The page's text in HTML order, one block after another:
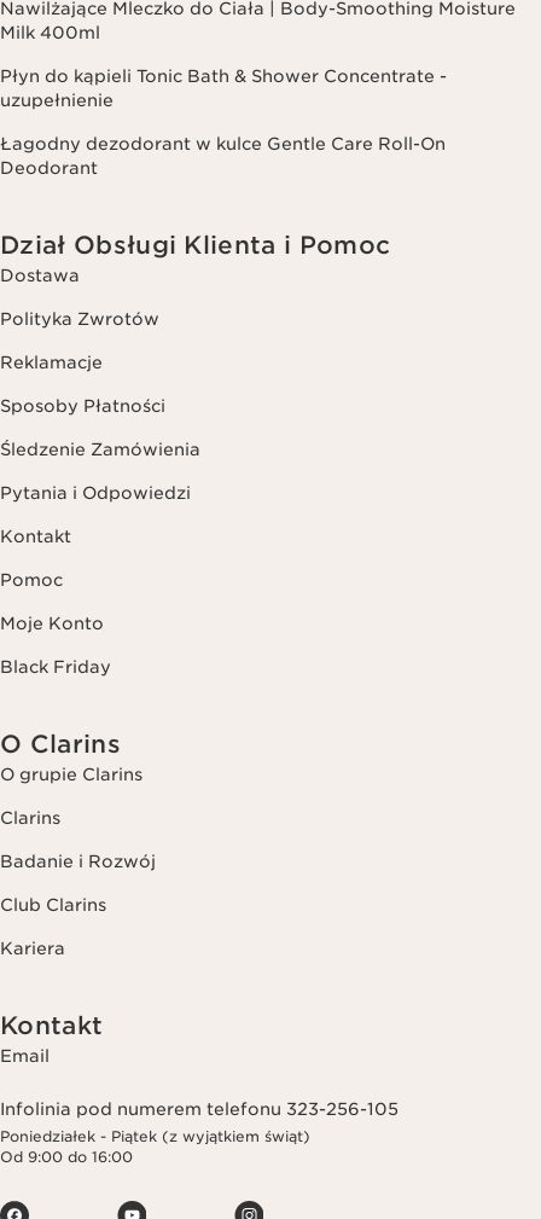
Nawilżające Mleczko do Ciała | Body-Smoothing Moisture
Milk 400ml
Płyn do kąpieli Tonic Bath & Shower Concentrate -
uzupełnienie
Łagodny dezodorant w kulce Gentle Care Roll-On
Deodorant
Dział Obsługi Klienta i Pomoc
Dostawa
Polityka Zwrotów
Reklamacje
Sposoby Płatności
Śledzenie Zamówienia
Pytania i Odpowiedzi
Kontakt
Pomoc
Moje Konto
Black Friday
O Clarins
O grupie Clarins
Clarins
Badanie i Rozwój
Club Clarins
Kariera
Kontakt
Email
Infolinia pod numerem telefonu 323-256-105
Poniedziałek - Piątek (z wyjątkiem świąt)
Od 9:00 do 16:00